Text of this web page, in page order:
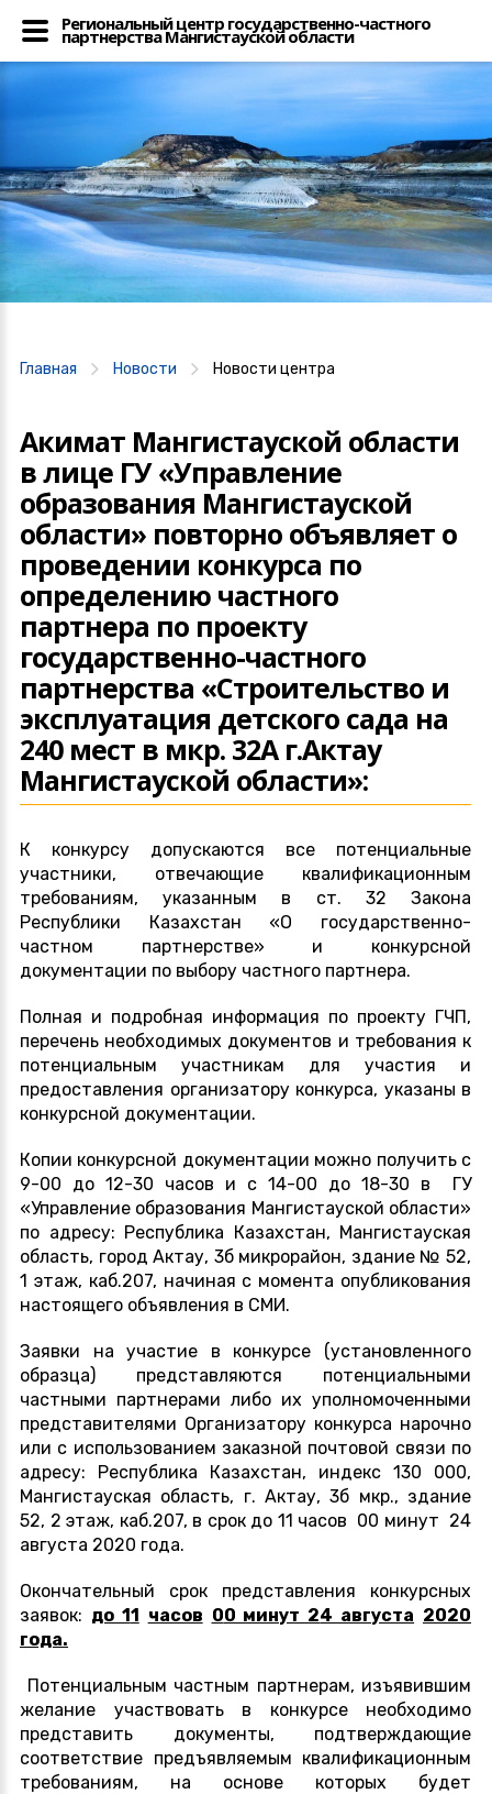
Главная Новости Новости центра
Акимат Мангистауской области
в лице ГУ «Управление
образования Мангистауской
области» повторно объявляет о
проведении конкурса по
определению частного
партнера по проекту
государственно-частного
партнерства «Строительство и
эксплуатация детского сада на
240 мест в мкр. 32А г.Актау
Мангистауской области»:
К конкурсу допускаются все потенциальные
участники, отвечающие квалификационным
требованиям, указанным в ст. 32 Закона
Республики Казахстан «О государственно-
частном партнерстве» и конкурсной
документации по выбору частного партнера.
Полная и подробная информация по проекту ГЧП,
перечень необходимых документов и требования к
потенциальным участникам для участия и
предоставления организатору конкурса, указаны в
конкурсной документации.
Копии конкурсной документации можно получить с
9-00 до 12-30 часов и с 14-00 до 18-30 в ГУ
«Управление образования Мангистауской области»
по адресу: Республика Казахстан, Мангистауская
область, город Актау, 3б микрорайон, здание № 52,
1 этаж, каб.207, начиная с момента опубликования
настоящего объявления в СМИ.
Заявки на участие в конкурсе (установленного
образца) представляются потенциальными
частными партнерами либо их уполномоченными
представителями Организатору конкурса нарочно
или с использованием заказной почтовой связи по
адресу: Республика Казахстан, индекс 130 000,
Мангистауская область, г. Актау, 3б мкр., здание
52, 2 этаж, каб.207, в срок до 11 часов 00 минут 24
августа 2020 года.
Окончательный срок представления конкурсных
заявок: до 11 часов 00 минут 24 августа 2020
года.
Потенциальным частным партнерам, изъявившим
желание участвовать в конкурсе необходимо
представить документы, подтверждающие
соответствие предъявляемым квалификационным
требованиям, на основе которых будет
Региональный центр государственно-частного
партнерства Мангистауской области